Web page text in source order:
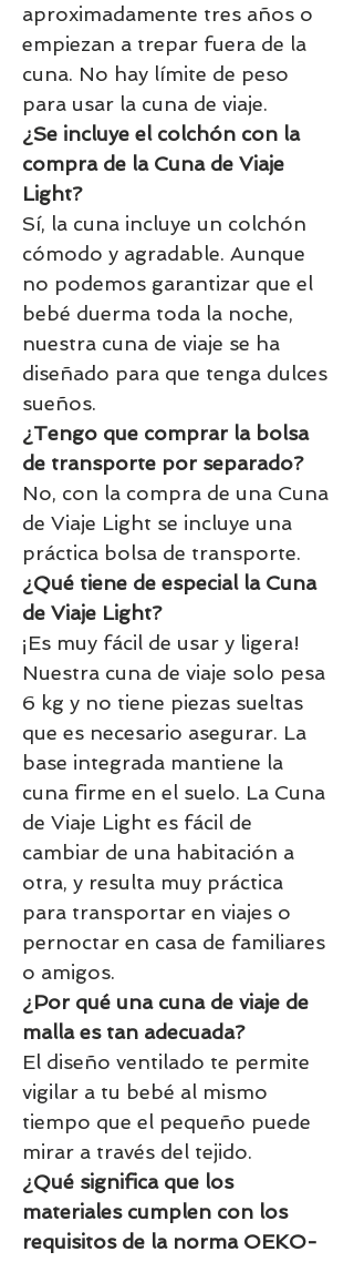
aproximadamente tres años o
empiezan a trepar fuera de la
cuna. No hay límite de peso
para usar la cuna de viaje.
¿Se incluye el colchón con la
compra de la Cuna de Viaje
Light?
Sí, la cuna incluye un colchón
cómodo y agradable. Aunque
no podemos garantizar que el
bebé duerma toda la noche,
nuestra cuna de viaje se ha
diseñado para que tenga dulces
sueños.
¿Tengo que comprar la bolsa
de transporte por separado?
No, con la compra de una Cuna
de Viaje Light se incluye una
práctica bolsa de transporte.
¿Qué tiene de especial la Cuna
de Viaje Light?
¡Es muy fácil de usar y ligera!
Nuestra cuna de viaje solo pesa
6 kg y no tiene piezas sueltas
que es necesario asegurar. La
base integrada mantiene la
cuna firme en el suelo. La Cuna
de Viaje Light es fácil de
cambiar de una habitación a
otra, y resulta muy práctica
para transportar en viajes o
pernoctar en casa de familiares
o amigos.
¿Por qué una cuna de viaje de
malla es tan adecuada?
El diseño ventilado te permite
vigilar a tu bebé al mismo
tiempo que el pequeño puede
mirar a través del tejido.
¿Qué significa que los
materiales cumplen con los
requisitos de la norma OEKO-